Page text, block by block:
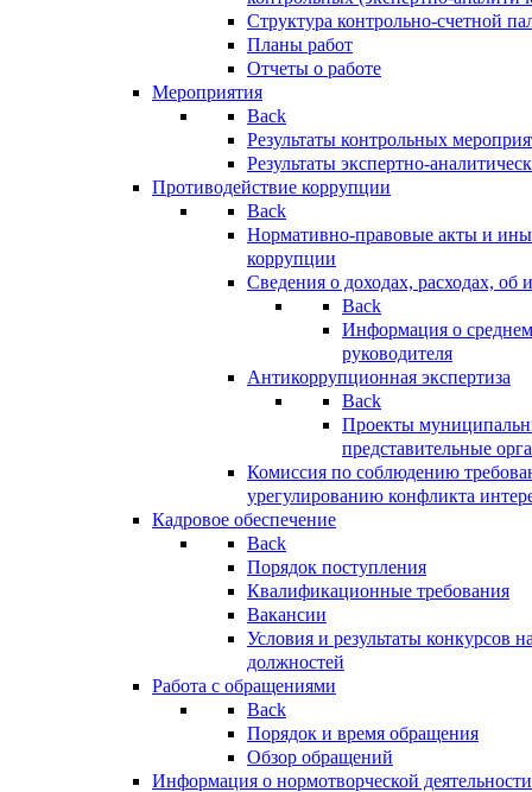
Структура контрольно-счетной
Планы работ
Отчеты о работе
Мероприятия
Back
Результаты контрольных
Результаты экспертно-
Противодействие коррупции
Back
Нормативно-правовые акты и
коррупции
Сведения о доходах, расходах, об
Back
Информация о
руководителя
Антикоррупционная экспертиза
Back
Проекты
представительные
Комиссия по соблюдению
урегулированию конфликта
Кадровое обеспечение
Back
Порядок поступления
Квалификационные требования
Вакансии
Условия и результаты конкурсов
должностей
Работа с обращениями
Back
Порядок и время обращения
Обзор обращений
Информация о нормотворческой деятельности